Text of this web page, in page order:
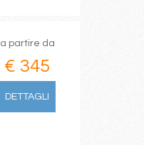
a partire da
€ 345
DETTAGLI